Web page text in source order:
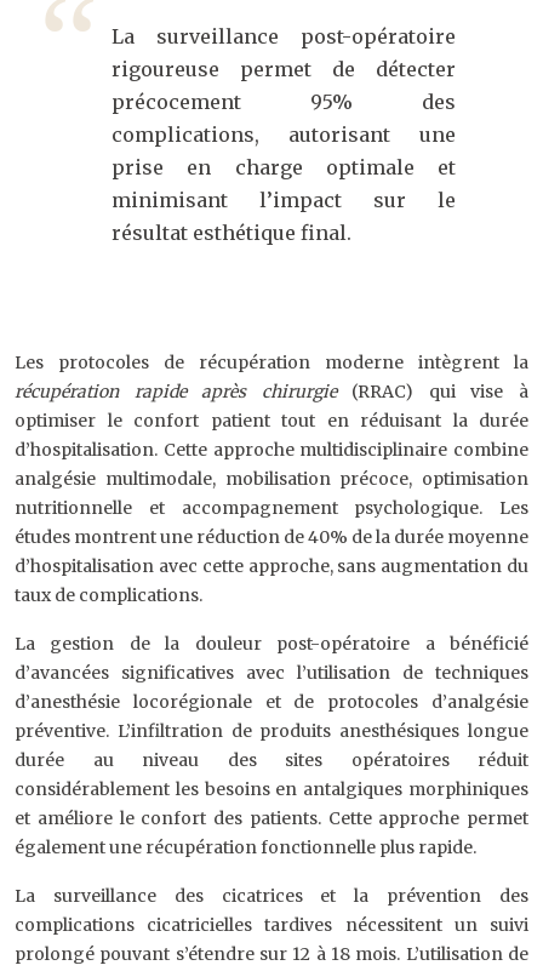
La surveillance post-opératoire
rigoureuse permet de détecter
précocement 95% des
complications, autorisant une
prise en charge optimale et
minimisant l’impact sur le
résultat esthétique final.
Les protocoles de récupération moderne intègrent la
récupération rapide après chirurgie(RRAC) qui vise à
optimiser le confort patient tout en réduisant la durée
d’hospitalisation. Cette approche multidisciplinaire combine
analgésie multimodale, mobilisation précoce, optimisation
nutritionnelle et accompagnement psychologique. Les
études montrent une réduction de 40% de la durée moyenne
d’hospitalisation avec cette approche, sans augmentation du
taux de complications.
La gestion de la douleur post-opératoire a bénéficié
d’avancées significatives avec l’utilisation de techniques
d’anesthésie locorégionale et de protocoles d’analgésie
préventive. L’infiltration de produits anesthésiques longue
durée au niveau des sites opératoires réduit
considérablement les besoins en antalgiques morphiniques
et améliore le confort des patients. Cette approche permet
également une récupération fonctionnelle plus rapide.
La surveillance des cicatrices et la prévention des
complications cicatricielles tardives nécessitent un suivi
prolongé pouvant s’étendre sur 12 à 18 mois. L’utilisation de